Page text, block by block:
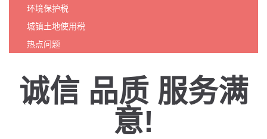
环境保护税
城镇土地使用税
热点问题
诚信 品质 服务满
意!